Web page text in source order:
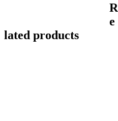
R
e
lated products